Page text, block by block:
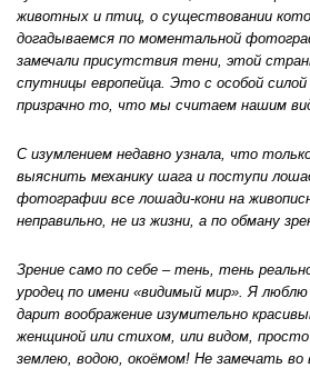
животных и птиц, о существовании
догадываемся по моментальной
замечали присутствия тени, этой
спутницы европейца. Это с особой
призрачно то, что мы считаем нашим
С изумлением недавно узнала, что
выяснить механику шага и поступи
фотографии все лошади-кони на
неправильно, не из жизни, а по обману
Зрение само по себе – тень, тень
уродец по имени «видимый мир». Я люблю
дарит воображение изумительно
женщиной или стихом, или видом,
землею, водою, окоёмом! Не замечать во